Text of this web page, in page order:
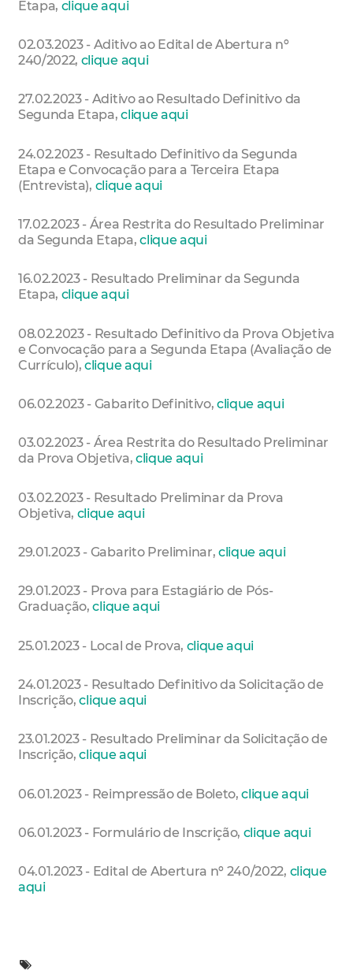
Etapa, clique aqui
02.03.2023 - Aditivo ao Edital de Abertura nº
240/2022, clique aqui
27.02.2023 - Aditivo ao Resultado Definitivo da
Segunda Etapa,clique aqui
24.02.2023 - Resultado Definitivo da Segunda
Etapa e Convocação para a Terceira Etapa
(Entrevista), clique aqui
17.02.2023 - Área Restrita do Resultado Preliminar
da Segunda Etapa,clique aqui
16.02.2023 - Resultado Preliminar da Segunda
Etapa, clique aqui
08.02.2023 - Resultado Definitivo da Prova Objetiva
e Convocação para a Segunda Etapa (Avaliação de
Currículo),clique aqui
06.02.2023 - Gabarito Definitivo,clique aqui
03.02.2023 - Área Restrita do Resultado Preliminar
da Prova Objetiva, clique aqui
03.02.2023 - Resultado Preliminar da Prova
Objetiva, clique aqui
29.01.2023 - Gabarito Preliminar,clique aqui
29.01.2023 - Prova para Estagiário de Pós-
Graduação,clique aqui
25.01.2023 - Local de Prova, clique aqui
24.01.2023 - Resultado Definitivo da Solicitação de
Inscrição,clique aqui
23.01.2023 - Resultado Preliminar da Solicitação de
Inscrição,clique aqui
06.01.2023 - Reimpressão de Boleto,clique aqui
06.01.2023 - Formulário de Inscrição, clique aqui
04.01.2023 - Edital de Abertura nº 240/2022, clique
aqui